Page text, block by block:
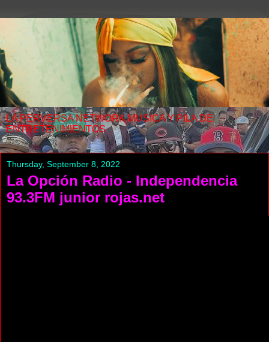
LA PERVERSA NETWORK MUSICA Y PILA DE
ENTRETENIMIENTOS
Thursday, September 8, 2022
La Opción Radio - Independencia
93.3FM junior rojas.net